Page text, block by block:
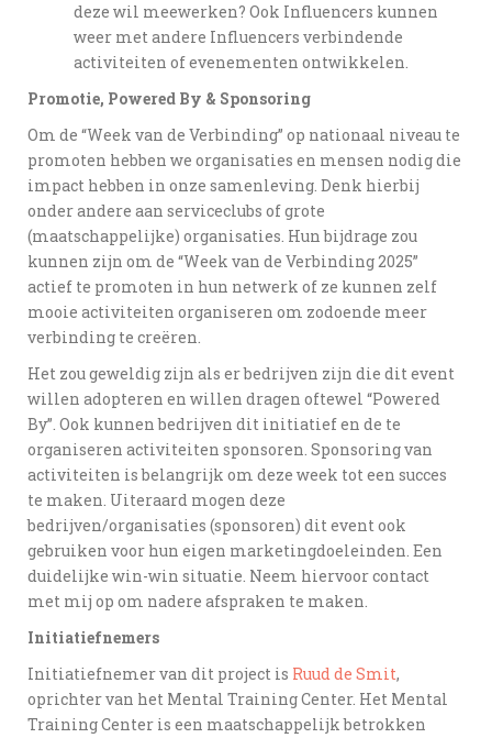
deze wil meewerken? Ook Influencers kunnen
weer met andere Influencers verbindende
activiteiten of evenementen ontwikkelen.
Promotie, Powered By & Sponsoring
Om de “Week van de Verbinding” op nationaal niveau te
promoten hebben we organisaties en mensen nodig die
impact hebben in onze samenleving. Denk hierbij
onder andere aan serviceclubs of grote
(maatschappelijke) organisaties. Hun bijdrage zou
kunnen zijn om de “Week van de Verbinding 2025”
actief te promoten in hun netwerk of ze kunnen zelf
mooie activiteiten organiseren om zodoende meer
verbinding te creëren.
Het zou geweldig zijn als er bedrijven zijn die dit event
willen adopteren en willen dragen oftewel “Powered
By”. Ook kunnen bedrijven dit initiatief en de te
organiseren activiteiten sponsoren. Sponsoring van
activiteiten is belangrijk om deze week tot een succes
te maken. Uiteraard mogen deze
bedrijven/organisaties (sponsoren) dit event ook
gebruiken voor hun eigen marketingdoeleinden. Een
duidelijke win-win situatie. Neem hiervoor contact
met mij op om nadere afspraken te maken.
Initiatiefnemers
Initiatiefnemer van dit project is Ruud de Smit,
oprichter van het Mental Training Center. Het Mental
Training Center is een maatschappelijk betrokken